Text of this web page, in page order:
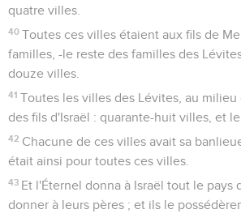
quatre villes.
40 Toutes ces villes étaient aux fils de
familles, -le reste des familles des
douze villes.
41 Toutes les villes des Lévites, au milieu
des fils d'Israël : quarante-huit villes, et
42 Chacune de ces villes avait sa
était ainsi pour toutes ces villes.
43 Et l'Éternel donna à Israël tout le pays
donner à leurs pères ; et ils le